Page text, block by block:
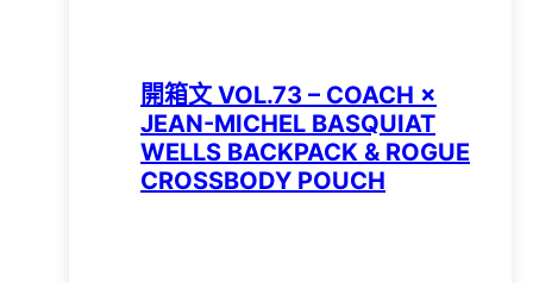
開箱文 VOL.73 – COACH ×
JEAN-MICHEL BASQUIAT
WELLS BACKPACK & ROGUE
CROSSBODY POUCH